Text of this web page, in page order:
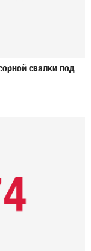
свалки под